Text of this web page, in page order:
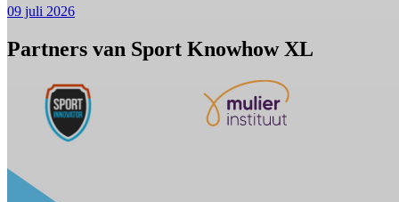
09 juli 2026
Partners van Sport Knowhow XL